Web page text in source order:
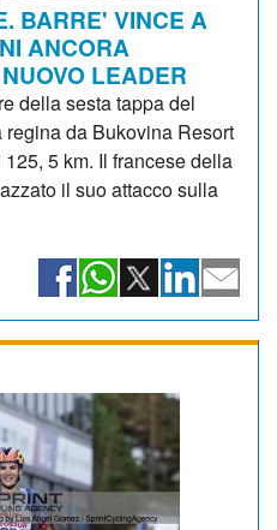
BARRE' VINCE A
ANCORA
LEADER
della sesta tappa del
da Bukovina Resort
5 km. Il francese della
il suo attacco sulla